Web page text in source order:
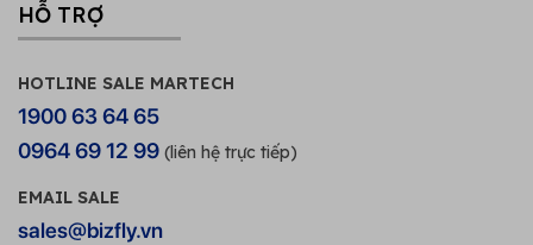
HỖ TRỢ
HOTLINE SALE MARTECH
1900 63 64 65
0964 69 12 99 (liên hệ trực tiếp)
EMAIL SALE
sales@bizfly.vn